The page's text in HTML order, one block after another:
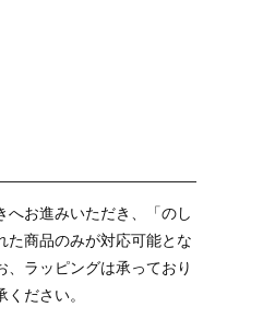
へお進みいただき、「のし
た商品のみが対応可能とな
、ラッピングは承っており
ください。